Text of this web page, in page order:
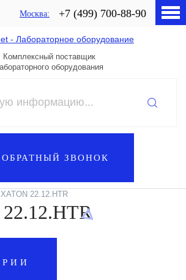
Москва +7 (499) 700-88-90
Комплексный поставщик
оборудования
ОБРАТНЫЙ ЗВОНОК
22.12.HTR